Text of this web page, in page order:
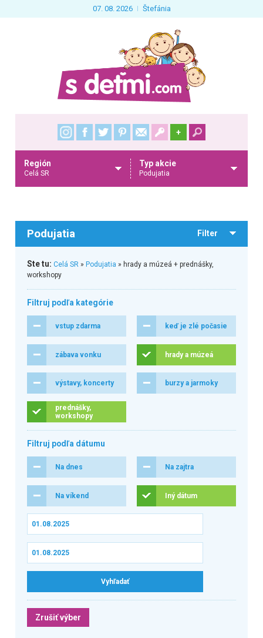
07. 08. 2026 Štefánia
+
Región
Celá SR
Typ akcie
Podujatia
Podujatia Filter
Ste tu: Celá SR» Podujatia » hrady a múzeá + prednášky,
workshopy
Filtruj podľa kategórie
vstup zdarma keď je zlé počasie
zábava vonku hrady a múzeá
výstavy, koncerty burzy a jarmoky
prednášky,
workshopy
Filtruj podľa dátumu
Na dnes Na zajtra
Na víkend Iný dátum
Zrušiť výber